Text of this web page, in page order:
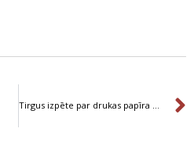
Tirgus izpēte par drukas papīra piegādi mācību procesa nodrošināšanai